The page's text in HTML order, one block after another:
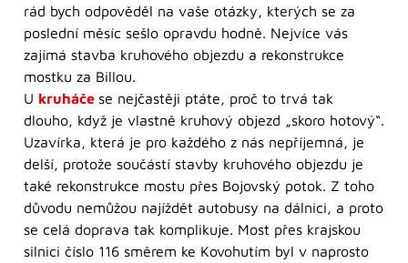
rád bych odpověděl na vaše otázky, kterých se za
poslední měsíc sešlo opravdu hodně. Nejvíce vás
zajímá stavba kruhového objezdu a rekonstrukce
mostku za Billou.
U kruháče se nejčastěji ptáte, proč to trvá tak
dlouho, když je vlastně kruhový objezd „skoro hotový“.
Uzavírka, která je pro každého z nás nepříjemná, je
delší, protože součástí stavby kruhového objezdu je
také rekonstrukce mostu přes Bojovský potok. Z toho
důvodu nemůžou najíždět autobusy na dálnici, a proto
se celá doprava tak komplikuje. Most přes krajskou
silnici číslo 116 směrem ke Kovohutím byl v naprosto